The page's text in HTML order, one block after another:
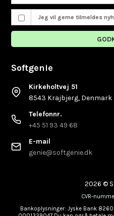
Jeg vil gerne tilmeldes
Softgenie
Kirkeholtvej 51
8543 Krajbjerg, Denmark
Telefonnr.
+45 51 93 49 68
E-mail
genie@softgenie.dk
2026 ©
CVR-
Bankoplysninger: Jyske Bank